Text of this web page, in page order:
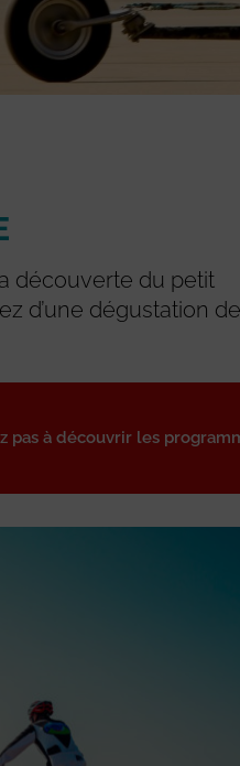
découverte du petit
d’une dégustation de
pas à découvrir les